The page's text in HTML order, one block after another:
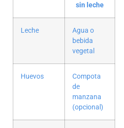
sin leche
Leche
Agua o
bebida
vegetal
Huevos
Compota
de
manzana
(opcional)